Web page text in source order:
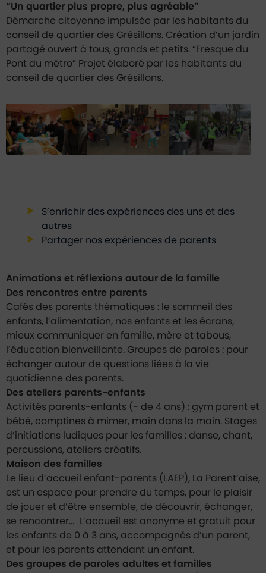
“Un quartier plus propre, plus agréable”
Démarche citoyenne impulsée par les habitants du
conseil de quartier des Grésillons. Création d’un jardin
partagé ouvert à tous, grands et petits. “Fresque du
Pont du métro” Projet élaboré par les habitants du
conseil de quartier des Grésillons.
S’enrichir des expériences des uns et des
autres
Partager nos expériences de parents
Animations et réflexions autour de la famille
Des rencontres entre parents
Cafés des parents thématiques : le sommeil des
enfants, l’alimentation, nos enfants et les écrans,
mieux communiquer en famille, mère et tabous,
l’éducation bienveillante. Groupes de paroles : pour
échanger autour de questions liées à la vie
quotidienne des parents.
Des ateliers parents-enfants
Activités parents-enfants (- de 4 ans) : gym parent et
bébé, comptines à mimer, main dans la main. Stages
d’initiations ludiques pour les familles : danse, chant,
percussions, ateliers créatifs.
Maison des familles
Le lieu d’accueil enfant-parents (LAEP), La Parent’aise,
est un espace pour prendre du temps, pour le plaisir
de jouer et d’être ensemble, de découvrir, échanger,
se rencontrer… L’accueil est anonyme et gratuit pour
les enfants de 0 à 3 ans, accompagnés d’un parent,
et pour les parents attendant un enfant.
Des groupes de paroles adultes et familles